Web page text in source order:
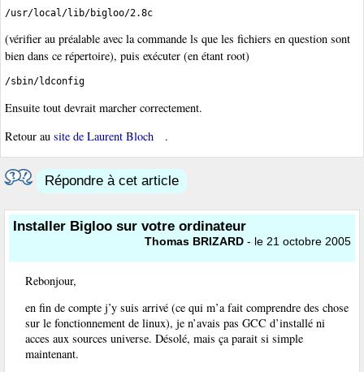
/usr/local/lib/bigloo/2.8c
(vérifier au préalable avec la commande ls que les fichiers en question sont
bien dans ce répertoire), puis exécuter (en étant root)
/sbin/ldconfig
Ensuite tout devrait marcher correctement.
Retour au site de Laurent Bloch .
Répondre à cet article
Installer Bigloo sur votre ordinateur
Thomas BRIZARD - le 21 octobre 2005
Rebonjour,
en fin de compte j’y suis arrivé (ce qui m’a fait comprendre des chose
sur le fonctionnement de linux), je n’avais pas GCC d’installé ni
acces aux sources universe. Désolé, mais ça parait si simple
maintenant.